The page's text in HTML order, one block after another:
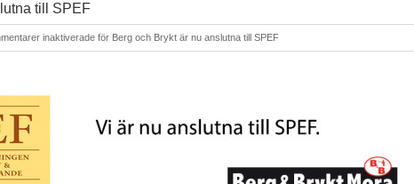
till SPEF
inaktiverade för Berg och Brykt är nu anslutna till SPEF